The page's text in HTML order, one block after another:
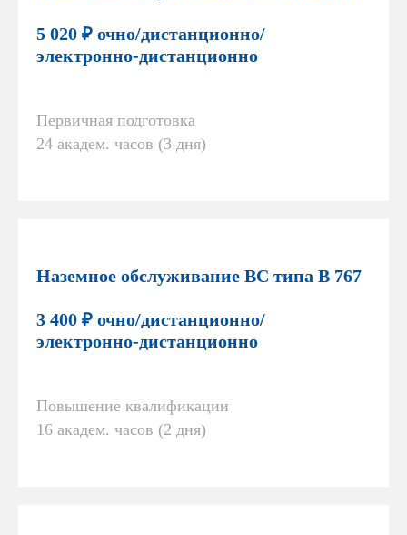
5 020 ₽ очно/дистанционно/
электронно-дистанционно
Первичная подготовка
24 академ. часов (3 дня)
Наземное обслуживание ВС типа В 767
3 400 ₽ очно/дистанционно/
электронно-дистанционно
Повышение квалификации
16 академ. часов (2 дня)